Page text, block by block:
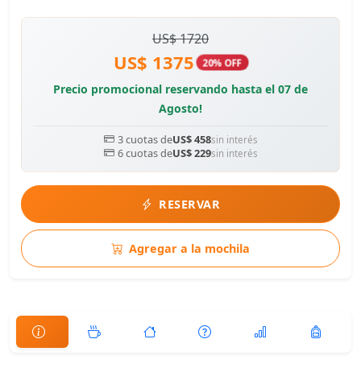
US$ 1720
US$ 1375 20% OFF
Precio promocional reservando hasta el 07 de
Agosto!
3 cuotas deUS$ 458sin interés
6 cuotas deUS$ 229sin interés
RESERVAR
Agregar a la mochila